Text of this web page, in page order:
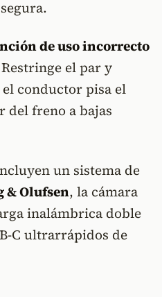
de uso incorrecto
Restringe el par y
conductor pisa el
del freno a bajas
un sistema de
& Olufsen, la cámara
inalámbrica doble
C ultrarrápidos de